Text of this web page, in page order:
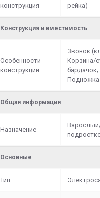
конструкция
рейка)
Конструкция и вместимость
Особенности
конструкции
Звонок
Корзина/
бардачок;
Подножка
Общая информация
Назначение
Основные
Тип